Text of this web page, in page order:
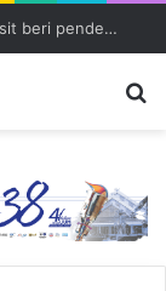
BGS beyond the boardroom: Corporate visit beri pendedahan dunia korporat kepada PELAJAR UUM